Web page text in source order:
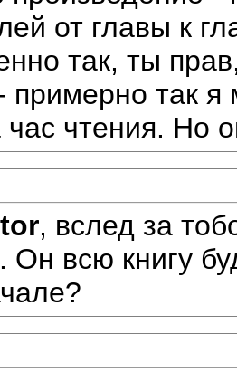
от главы к
так, ты
примерно так
час чтения. Но
, вслед за
Он всю книгу